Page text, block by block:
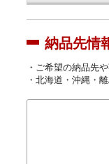
納品先情
・ご希望の納品先
・北海道・沖縄・